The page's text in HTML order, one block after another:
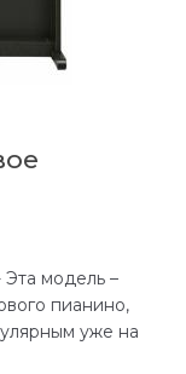
модель –
пианино,
уже на